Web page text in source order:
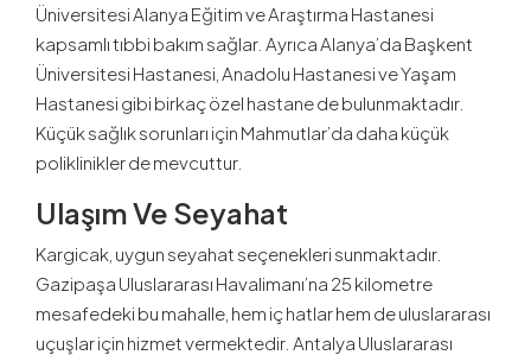
Üniversitesi Alanya Eğitim ve Araştırma Hastanesi
kapsamlı tıbbi bakım sağlar. Ayrıca Alanya’da Başkent
Üniversitesi Hastanesi, Anadolu Hastanesi ve Yaşam
Hastanesi gibi birkaç özel hastane de bulunmaktadır.
Küçük sağlık sorunları için Mahmutlar’da daha küçük
poliklinikler de mevcuttur.
Ulaşım Ve Seyahat
Kargicak, uygun seyahat seçenekleri sunmaktadır.
Gazipaşa Uluslararası Havalimanı’na 25 kilometre
mesafedeki bu mahalle, hem iç hatlar hem de uluslararası
uçuşlar için hizmet vermektedir. Antalya Uluslararası